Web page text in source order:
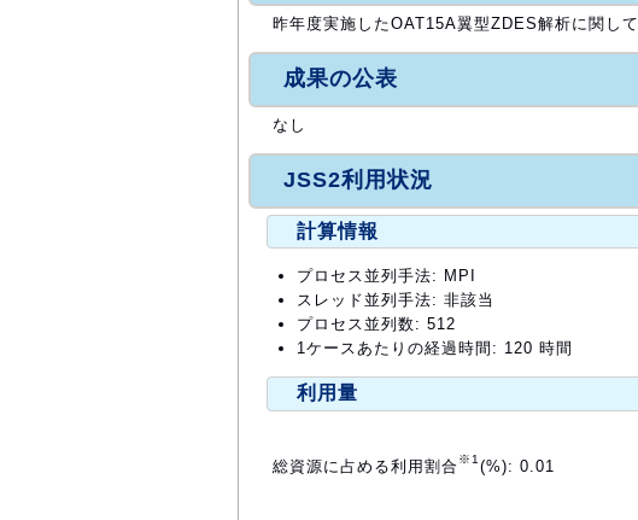
昨年度実施したOAT15A翼型ZDES解析に関し
成果の公表
なし
JSS2利用状況
計算情報
プロセス並列手法: MPI
スレッド並列手法: 非該当
プロセス並列数: 512
1ケースあたりの経過時間: 120 時間
利用量
総資源に占める利用割合※1 (%): 0.01